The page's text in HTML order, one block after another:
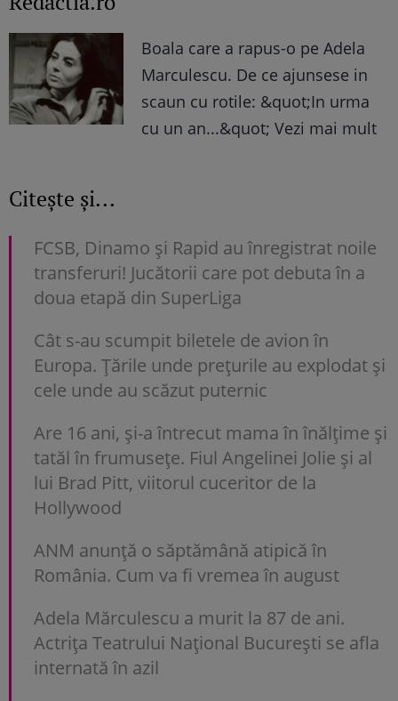
Boala care a rapus-o pe Adela
Marculescu. De ce ajunsese in
scaun cu rotile: &quot;In urma
cu un an...&quot; Vezi mai mult
Citește și...
FCSB, Dinamo şi Rapid au înregistrat noile
transferuri! Jucătorii care pot debuta în a
doua etapă din SuperLiga
Cât s-au scumpit biletele de avion în
Europa. Țările unde prețurile au explodat și
cele unde au scăzut puternic
Are 16 ani, și-a întrecut mama în înălțime și
tatăl în frumusețe. Fiul Angelinei Jolie și al
lui Brad Pitt, viitorul cuceritor de la
Hollywood
ANM anunță o săptămână atipică în
România. Cum va fi vremea în august
Adela Mărculescu a murit la 87 de ani.
Actrița Teatrului Național București se afla
internată în azil